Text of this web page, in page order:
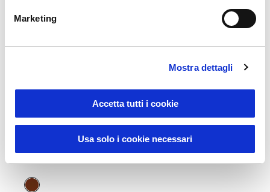
Marketing
Mostra dettagli
Accetta tutti i cookie
Usa solo i cookie necessari
Sustainable Living